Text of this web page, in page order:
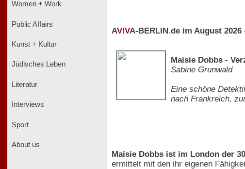
Women + Work
Public Affairs
Kunst + Kultur
Jüdisches Leben
Literatur
Interviews
Sport
About us
AV VA-BERLIN.de im August 2026
Maisie Dobbs -
Sabine Grunwald
Eine schöne
nach Frankreich,
Maisie Dobbs ist im London der
ermittelt mit den ihr eigenen